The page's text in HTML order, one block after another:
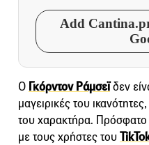
Add
Ο Γκόρντον Ράμσεϊδεν
μαγειρικές του
του χαρακτήρα. Πρόσφατο
με τους χρήστες του